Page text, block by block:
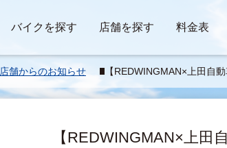
バイクを探す 店舗を探す 料金表
店舗からのお知らせ
【REDWINGMAN×上田自
ング&無料試乗会 7/13
【REDWINGMAN×上田